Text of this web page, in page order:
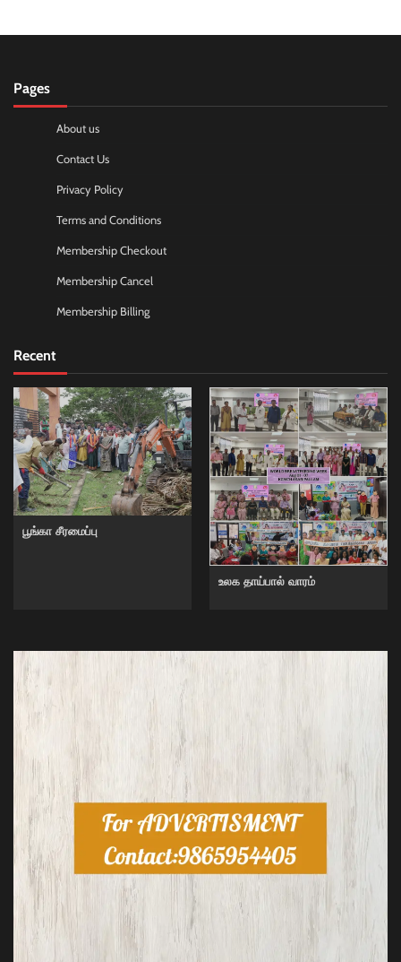
Pages
About us
Contact Us
Privacy Policy
Terms and Conditions
Membership Checkout
Membership Cancel
Membership Billing
Recent
பூங்கா சீரமைப்பு
உலக தாய்பால் வாரம்